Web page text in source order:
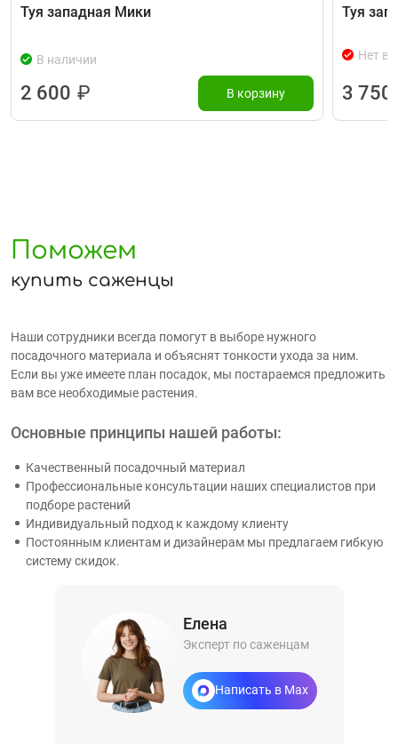
Туя западная Мики
В наличии
2 600 ₽ В корзину
Туя
Нет в
3 750
Поможем
купить саженцы
Наши сотрудники всегда помогут в выборе нужного
посадочного материала и объяснят тонкости ухода за ним.
Если вы уже имеете план посадок, мы постараемся предложить
вам все необходимые растения.
Основные принципы нашей работы:
Качественный посадочный материал
Профессиональные консультации наших специалистов при
подборе растений
Индивидуальный подход к каждому клиенту
Постоянным клиентам и дизайнерам мы предлагаем гибкую
систему скидок.
Елена
Эксперт по саженцам
Написать в Max